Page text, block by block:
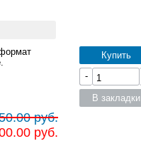
руб.
руб.
Купить
-
В закладки